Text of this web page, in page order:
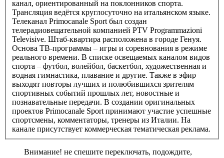
канал, ориентированный на поклонников спорта.
Трансляция ведётся круглосуточно на итальянском языке.
Телеканал Primocanale Sport был создан
телерадиовещательной компанией PTV Programmazioni
Televisive. Штаб-квартира расположена в городе Генуя.
Основа ТВ-программы – игры и соревнования в режиме
реального времени. В списке освещаемых каналом видов
спорта – футбол, волейбол, баскетбол, художественная и
водная гимнастика, плавание и другие. Также в эфир
выходят повторы лучших и полюбившихся зрителям
спортивных событий прошлых лет, новостные и
познавательные передачи. В создании оригинальных
проектов Primocanale Sport принимают участие успешные
спортсмены, комментаторы, тренеры из Италии. На
канале присутствует коммерческая тематическая реклама.
Внимание! не спешите переключать, подождите,